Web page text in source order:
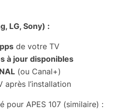
LG, Sony) :
de votre TV
à jour disponibles
(ou Canal+)
après l’installation
pour APES 107 (similaire) :